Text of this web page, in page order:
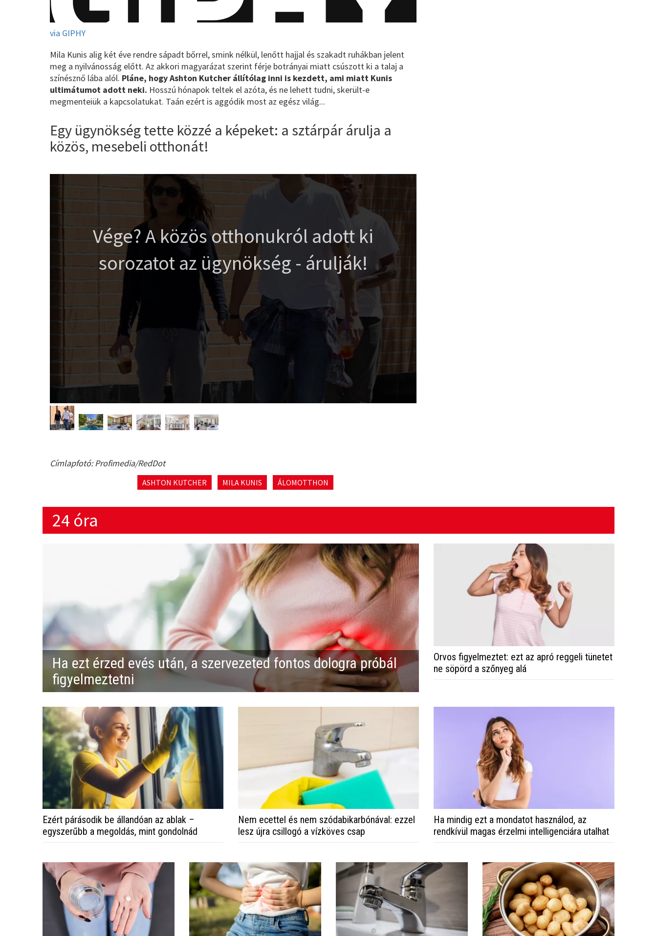
via GIPHY
Mila Kunis alig két éve rendre sápadt bőrrel, smink nélkül, lenőtt hajjal és szakadt ruhákban jelent
meg a nyilvánosság előtt. Az akkori magyarázat szerint férje botrányai miatt csúszott ki a talaj a
színésznő lába alól. Pláne, hogy Ashton Kutcher állítólag inni is kezdett, ami miatt Kunis
ultimátumot adott neki. Hosszú hónapok teltek el azóta, és ne lehett tudni, skerült-e
megmenteiük a kapcsolatukat. Taán ezért is aggódik most az egész világ...
Egy ügynökség tette közzé a képeket: a sztárpár árulja a
közös, mesebeli otthonát!
Vége? A közös otthonukról adott ki
sorozatot az ügynökség - árulják!
Címlapfotó: Profimedia/RedDot
ASHTON KUTCHER MILA KUNIS ÁLOMOTTHON
24 óra
Ha ezt érzed evés után, a szervezeted fontos dologra próbál
figyelmeztetni
Orvos figyelmeztet: ezt az apró reggeli tünetet
ne söpörd a szőnyeg alá
Ezért párásodik be állandóan az ablak –
egyszerűbb a megoldás, mint gondolnád
Nem ecettel és nem szódabikarbónával: ezzel
lesz újra csillogó a vízköves csap
Ha mindig ezt a mondatot használod, az
rendkívül magas érzelmi intelligenciára utalhat